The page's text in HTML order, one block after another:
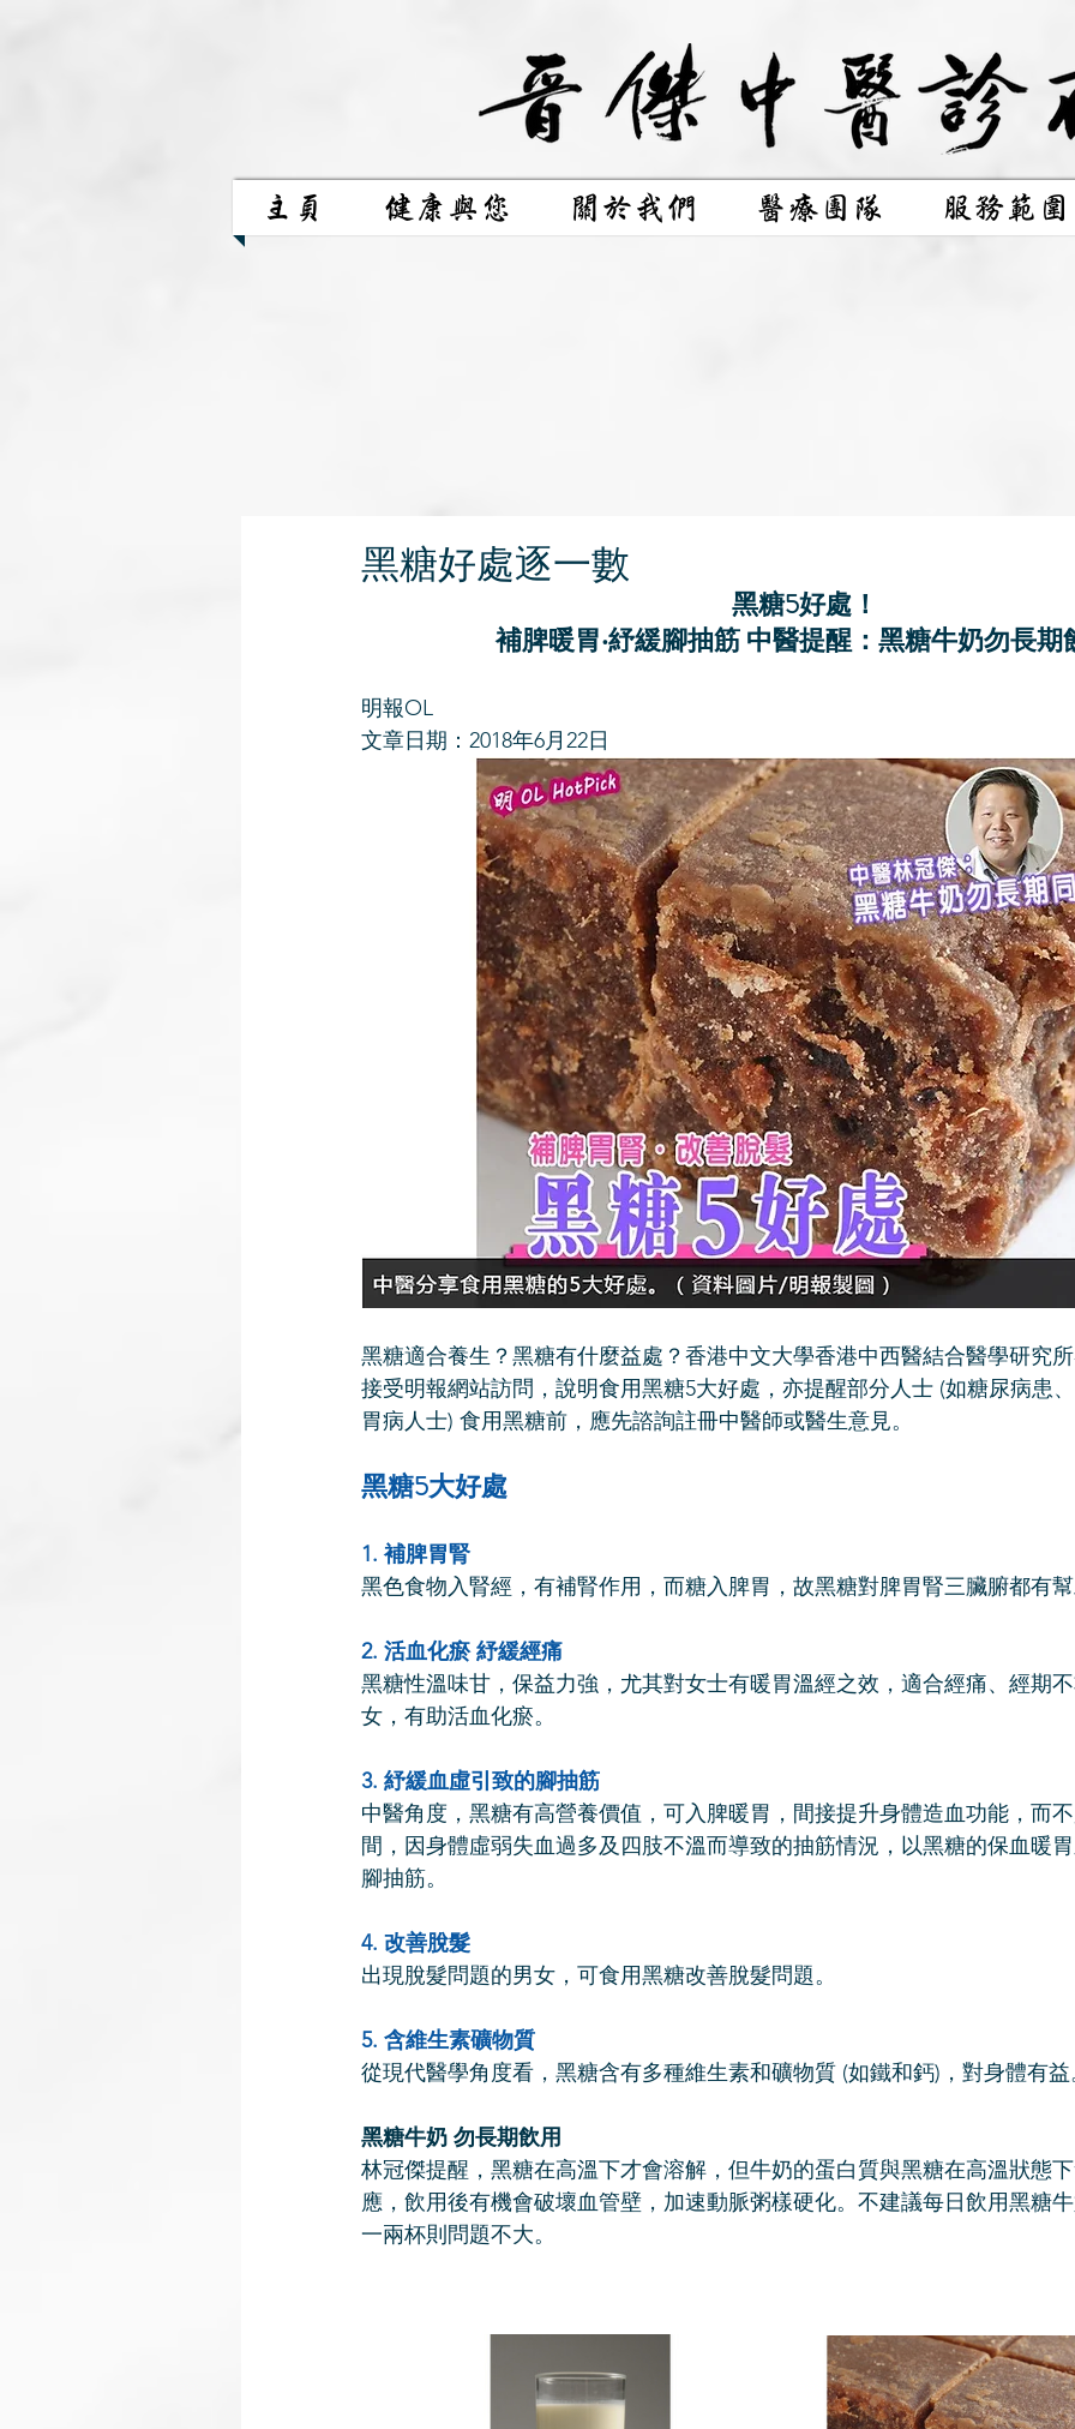
主頁 健康與您 關於我們 醫療團隊 服務範圍
黑糖好處逐一數
黑糖5好處！
補脾暖胃‧紓緩腳抽筋 中醫提醒：黑糖牛奶勿長期
明報OL
文章日期：2018年6月22日
黑糖適合養生？黑糖有什麼益處？香港中文大學香港中西醫結合醫學研究
接受明報網站訪問，說明食用黑糖5大好處，亦提醒部分人士 (如糖尿病患
胃病人士) 食用黑糖前，應先諮詢註冊中醫師或醫生意見。
黑糖5大好處
1. 補脾胃腎
黑色食物入腎經，有補腎作用，而糖入脾胃，故黑糖對脾胃腎三臟腑都有
2. 活血化瘀 紓緩經痛
黑糖性溫味甘，保益力強，尤其對女士有暖胃溫經之效，適合經痛、經期
女，有助活血化瘀。
3. 紓緩血虛引致的腳抽筋
中醫角度，黑糖有高營養價值，可入脾暖胃，間接提升身體造血功能，而
間，因身體虛弱失血過多及四肢不溫而導致的抽筋情況，以黑糖的保血暖
腳抽筋。
4. 改善脫髮
出現脫髮問題的男女，可食用黑糖改善脫髮問題。
5. 含維生素礦物質
從現代醫學角度看，黑糖含有多種維生素和礦物質 (如鐵和鈣)，對身體有益
黑糖牛奶 勿長期飲用
林冠傑提醒，黑糖在高溫下才會溶解，但牛奶的蛋白質與黑糖在高溫狀態
應，飲用後有機會破壞血管壁，加速動脈粥樣硬化。不建議每日飲用黑糖
一兩杯則問題不大。